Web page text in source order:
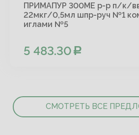
ПРИМАПУР 300МЕ р-р п/к/
22мкг/0,5мл шпр-руч №1
иглами №5
5 483.30
СМОТРЕТЬ ВСЕ